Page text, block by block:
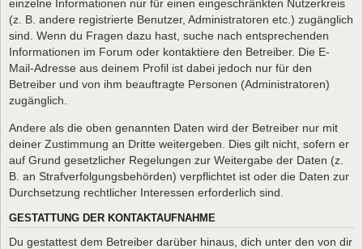
einzelne Informationen nur für einen eingeschränkten Nutzerkreis
(z. B. andere registrierte Benutzer, Administratoren etc.) zugänglich
sind. Wenn du Fragen dazu hast, suche nach entsprechenden
Informationen im Forum oder kontaktiere den Betreiber. Die E-
Mail-Adresse aus deinem Profil ist dabei jedoch nur für den
Betreiber und von ihm beauftragte Personen (Administratoren)
zugänglich.
Andere als die oben genannten Daten wird der Betreiber nur mit
deiner Zustimmung an Dritte weitergeben. Dies gilt nicht, sofern er
auf Grund gesetzlicher Regelungen zur Weitergabe der Daten (z.
B. an Strafverfolgungsbehörden) verpflichtet ist oder die Daten zur
Durchsetzung rechtlicher Interessen erforderlich sind.
GESTATTUNG DER KONTAKTAUFNAHME
Du gestattest dem Betreiber darüber hinaus, dich unter den von dir